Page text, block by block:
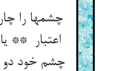
چشمها را
اعتبار **
چشم خود دو چشم یار